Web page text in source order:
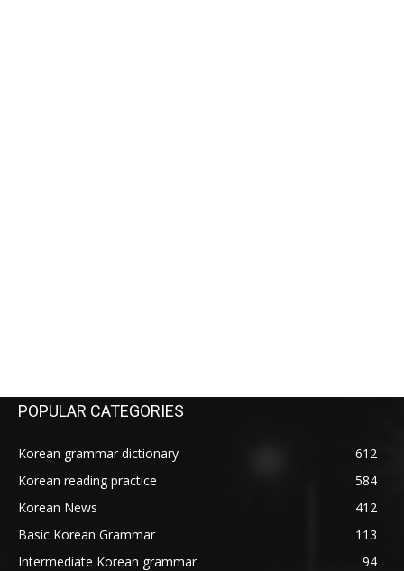
POPULAR CATEGORIES
Korean grammar dictionary
612
Korean reading practice
584
Korean News
412
Basic Korean Grammar
113
Intermediate Korean grammar
94